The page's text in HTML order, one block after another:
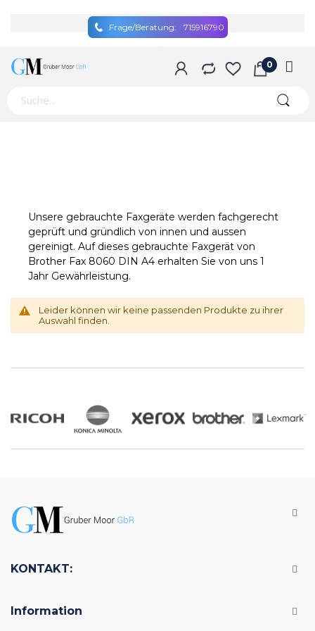
Frage/Beratung: 715916790
Unsere gebrauchte Faxgeräte werden fachgerecht
geprüft und gründlich von innen und aussen
gereinigt. Auf dieses gebrauchte Faxgerät von
Brother Fax 8060 DIN A4 erhalten Sie von uns 1
Jahr Gewährleistung.
Leider können wir keine passenden Produkte zu ihrer
Auswahl finden.
KONTAKT:
Information